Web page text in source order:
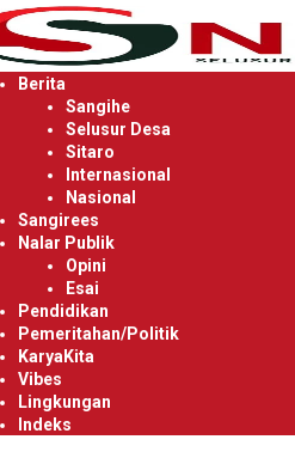
Berita
Sangihe
Selusur Desa
Sitaro
Internasional
Nasional
Sangirees
Nalar Publik
Opini
Esai
Pendidikan
Pemeritahan/Politik
KaryaKita
Vibes
Lingkungan
Indeks